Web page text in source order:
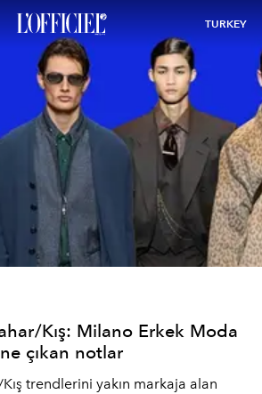
TURKEY
Kış: Milano Erkek Moda
çıkan notlar
trendlerini yakın markaja alan